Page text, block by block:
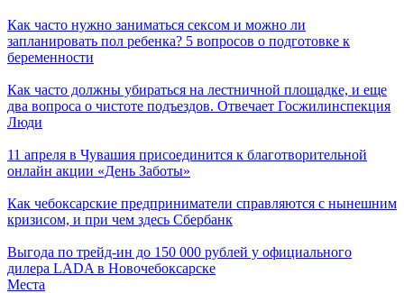
Как часто нужно заниматься сексом и можно ли
запланировать пол ребенка? 5 вопросов о подготовке к
беременности
Как часто должны убираться на лестничной площадке, и еще
два вопроса о чистоте подъездов. Отвечает Госжилинспекция
Люди
11 апреля в Чувашия присоединится к благотворительной
онлайн акции «День Заботы»
Как чебоксарские предприниматели справляются с нынешним
кризисом, и при чем здесь Сбербанк
Выгода по трейд-ин до 150 000 рублей у официального
дилера LADA в Новочебоксарске
Места